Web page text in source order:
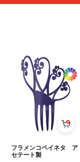
フラメンコペイネタ ア
セテート製